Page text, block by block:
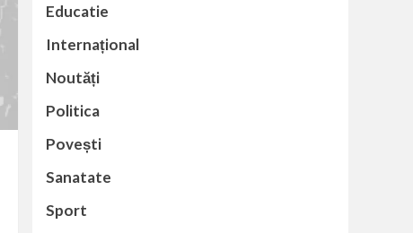
Educatie
Internațional
Noutăți
Politica
Povești
Sanatate
Sport